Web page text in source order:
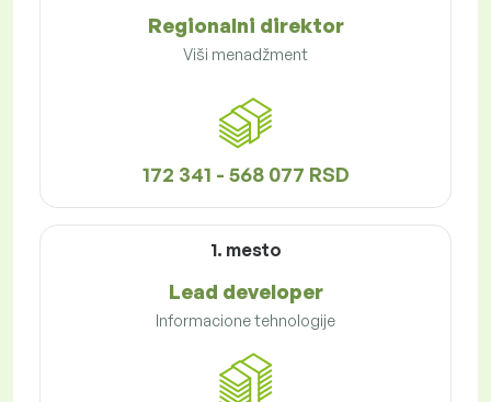
Regionalni direktor
Viši menadžment
172 341 - 568 077 RSD
1. mesto
Lead developer
Informacione tehnologije